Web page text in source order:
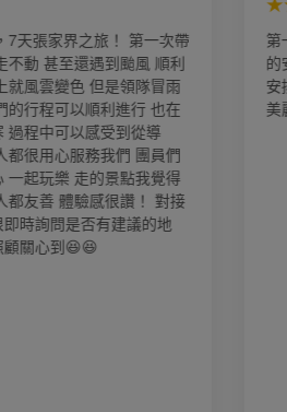
第一次到訪大陸江南水鄉六日遊，旅行社
的安排 我們一行14人出遊順利，規劃路
安排妥當，本次很幸運 每日天氣很好，風
美麗，下次會再報名參加～